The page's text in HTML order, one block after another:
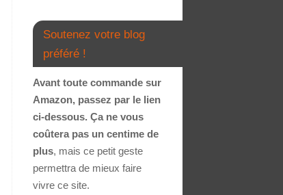
Soutenez votre blog
préféré !
Avant toute commande sur
Amazon, passez par le lien
ci-dessous. Ça ne vous
coûtera pas un centime de
plus, mais ce petit geste
permettra de mieux faire
vivre ce site.